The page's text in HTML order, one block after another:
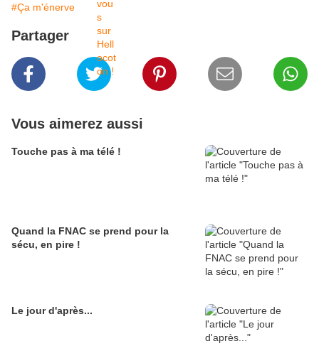
#Ça m'énerve
Partager
Vous aimerez aussi
Touche pas à ma télé !
Quand la FNAC se prend pour la
sécu, en pire !
Le jour d'après...